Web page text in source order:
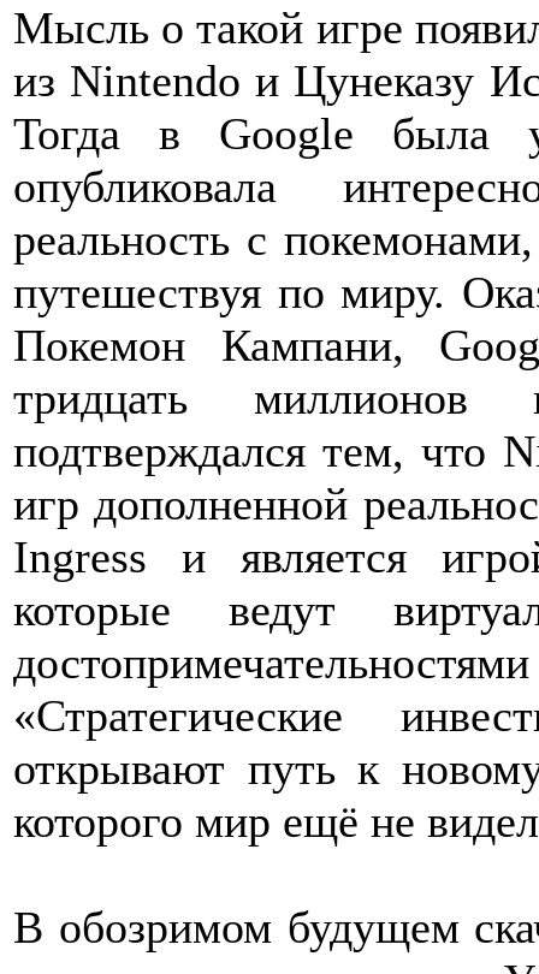
Мысль о такой игре
из Nintendo и Цунеказу
Тогда в Google была
опубликовала
реальность с
путешествуя по миру.
Покемон Кампани,
тридцать
подтверждался тем, что
игр дополненной
Ingress и является
которые ведут
«Стратегические
открывают путь к
которого мир ещё не
В обозримом будущем